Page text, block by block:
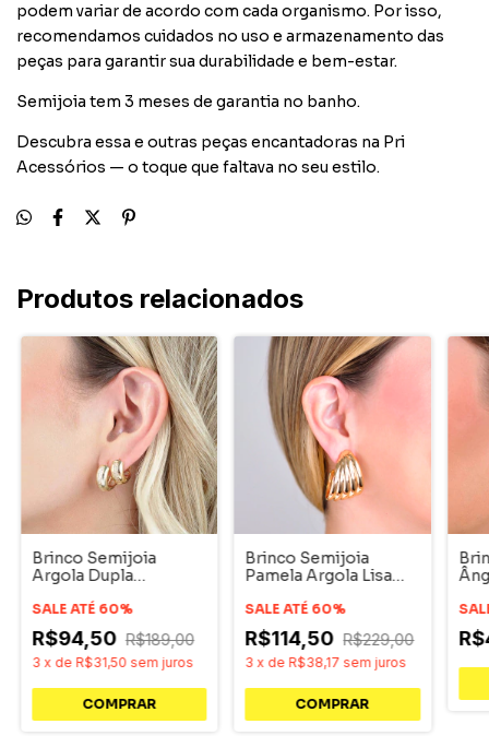
podem variar de acordo com cada organismo. Por isso,
recomendamos cuidados no uso e armazenamento das
peças para garantir sua durabilidade e bem-estar.
Semijoia tem 3 meses de garantia no banho.
Descubra essa e outras peças encantadoras na Pri
Acessórios — o toque que faltava no seu estilo.
Produtos relacionados
Brinco Semijoia
Argola Dupla
SALE ATÉ 60%
R$94,50 R$189,00
3 x de R$31,50 sem juros
Brinco Semijoia
Pamela Argola Lisa
SALE ATÉ 60%
R$114,50 R$229,00
3 x de R$38,17 sem juros